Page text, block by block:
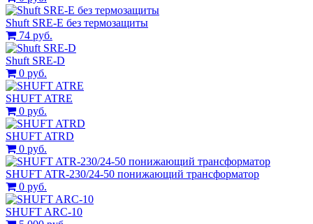
Shuft SRE-E без термозащиты
74 руб.
Shuft SRE-D
0 руб.
SHUFT ATRE
0 руб.
SHUFT ATRD
0 руб.
SHUFT ATR-230/24-50 понижающий трансформатор
0 руб.
SHUFT ARC-10